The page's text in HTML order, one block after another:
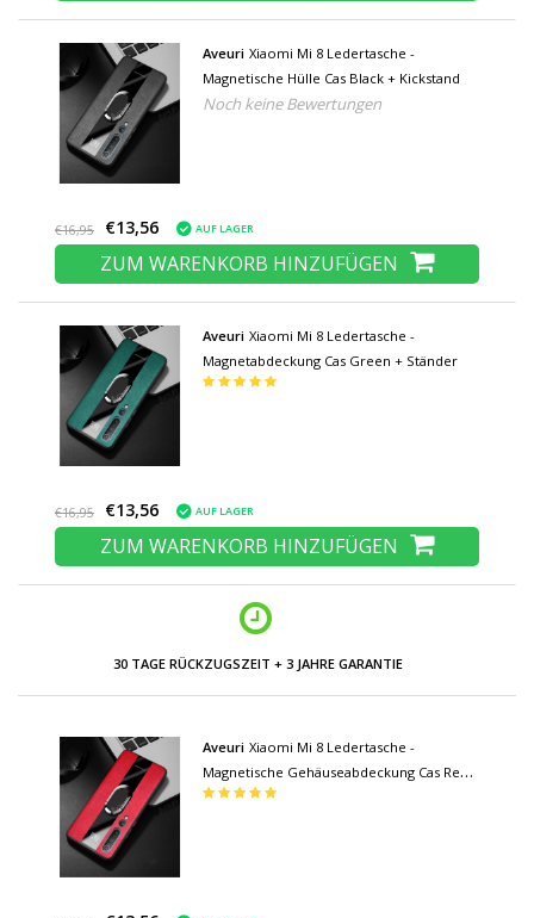
Aveuri Xiaomi Mi 8 Ledertasche -
Magnetische Hülle Cas Black + Kickstand
Noch keine Bewertungen
€16,95 €13,56 AUF LAGER
ZUM WARENKORB HINZUFÜGEN
Aveuri Xiaomi Mi 8 Ledertasche -
Magnetabdeckung Cas Green + Ständer
€16,95 €13,56 AUF LAGER
ZUM WARENKORB HINZUFÜGEN
30 TAGE RÜCKZUGSZEIT + 3 JAHRE GARANTIE
Aveuri Xiaomi Mi 8 Ledertasche -
Magnetische Gehäuseabdeckung Cas Red
+ Kickstand